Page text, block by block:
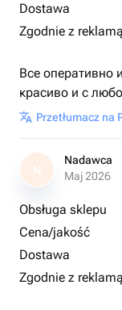
Dostawa
Zgodnie z reklamą
Все оперативно
красиво и с
Przetłumacz na
N
Nadawca
Maj 2026
Obsługa sklepu
Cena/jakość
Dostawa
Zgodnie z reklamą